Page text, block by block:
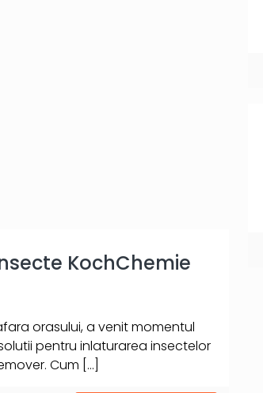
KochChemie
orasului, a venit momentul
pentru inlaturarea insectelor
Cum […]